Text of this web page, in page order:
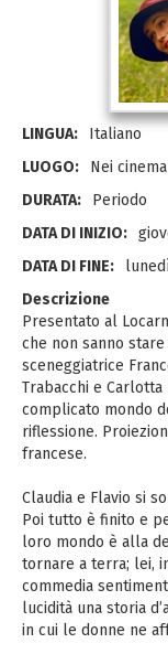
LINGUA:
Italiano
LUOGO:
Nei
DURATA:
Periodo
DATA DI INIZIO:
DATA DI FINE:
Descrizione
Presentato al
che non sanno
sceneggiatrice
Trabacchi e
complicato mondo
riflessione.
francese.
Claudia e Flavio si
Poi tutto è finito e
loro mondo è alla
tornare a terra; lei,
commedia
lucidità una storia
in cui le donne ne